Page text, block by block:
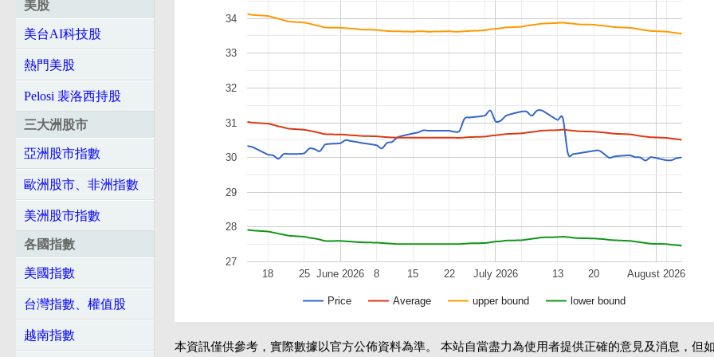
美股
美台AI科技股
熱門美股
Pelosi 裴洛西持股
三大洲股市
亞洲股市指數
歐洲股市、非洲指數
美洲股市指數
各國指數
美國指數
台灣指數、權值股
越南指數
Price Average upper bound lower bound
June 2026 July 2026 August 2026
18 25 8 15 22 13 20
27
28
29
30
31
32
33
34
本資訊僅供參考，實際數據以官方公佈資料為準。 本站自當盡力為使用者提供正確的意見及消息，但